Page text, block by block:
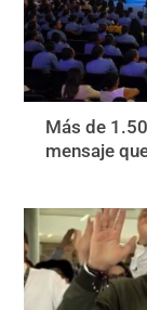
Más de
mensaje